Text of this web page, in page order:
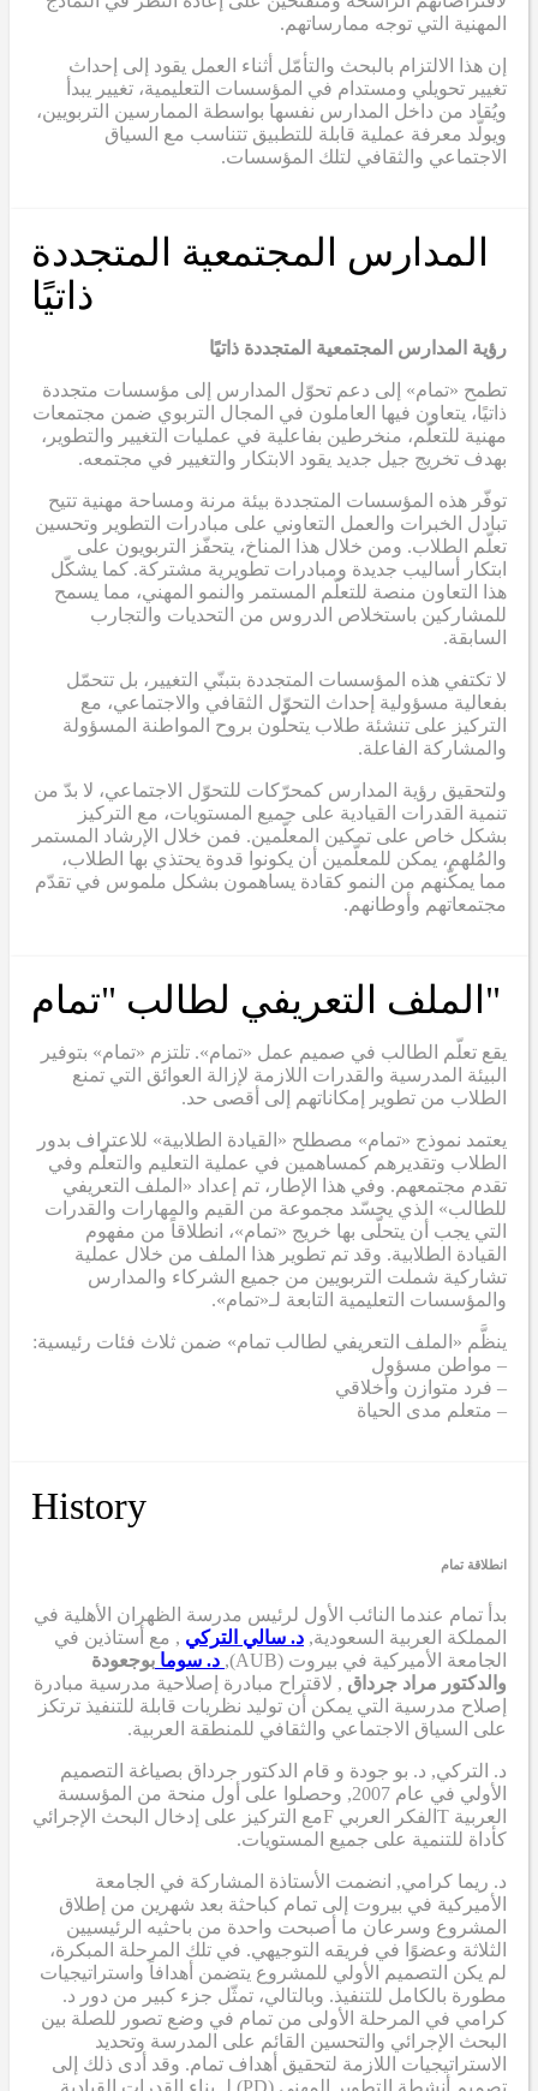
المهنية التي توجه ممارساتهم.
إن هذا الالتزام بالبحث والتأمّل أثناء العمل يقود إلى إحداث
تغيير تحويلي ومستدام في المؤسسات التعليمية، تغيير يبدأ
ويُقاد من داخل المدارس نفسها بواسطة الممارسين التربويين،
ويولّد معرفة عملية قابلة للتطبيق تتناسب مع السياق
الاجتماعي والثقافي لتلك المؤسسات.
المدارس المجتمعية المتجددة
ذاتيًا
رؤية المدارس المجتمعية المتجددة ذاتيًا
تطمح «تمام» إلى دعم تحوّل المدارس إلى مؤسسات متجددة
ذاتيًا، يتعاون فيها العاملون في المجال التربوي ضمن مجتمعات
مهنية للتعلّم، منخرطين بفاعلية في عمليات التغيير والتطوير،
بهدف تخريج جيل جديد يقود الابتكار والتغيير في مجتمعه.
توفّر هذه المؤسسات المتجددة بيئة مرنة ومساحة مهنية تتيح
تبادل الخبرات والعمل التعاوني على مبادرات التطوير وتحسين
تعلّم الطلاب. ومن خلال هذا المناخ، يتحفّز التربويون على
ابتكار أساليب جديدة ومبادرات تطويرية مشتركة. كما يشكّل
هذا التعاون منصة للتعلّم المستمر والنمو المهني، مما يسمح
للمشاركين باستخلاص الدروس من التحديات والتجارب
السابقة.
لا تكتفي هذه المؤسسات المتجددة بتبنّي التغيير، بل تتحمّل
بفعالية مسؤولية إحداث التحوّل الثقافي والاجتماعي، مع
التركيز على تنشئة طلاب يتحلّون بروح المواطنة المسؤولة
والمشاركة الفاعلة.
ولتحقيق رؤية المدارس كمحرّكات للتحوّل الاجتماعي، لا بدّ من
تنمية القدرات القيادية على جميع المستويات، مع التركيز
بشكل خاص على تمكين المعلّمين. فمن خلال الإرشاد المستمر
والمُلهم، يمكن للمعلّمين أن يكونوا قدوة يحتذي بها الطلاب،
مما يمكّنهم من النمو كقادة يساهمون بشكل ملموس في تقدّم
مجتمعاتهم وأوطانهم.
"الملف التعريفي لطالب "تمام
يقع تعلّم الطالب في صميم عمل «تمام». تلتزم «تمام» بتوفير
البيئة المدرسية والقدرات اللازمة لإزالة العوائق التي تمنع
الطلاب من تطوير إمكاناتهم إلى أقصى حد.
يعتمد نموذج «تمام» مصطلح «القيادة الطلابية» للاعتراف بدور
الطلاب وتقديرهم كمساهمين في عملية التعليم والتعلّم وفي
تقدم مجتمعهم. وفي هذا الإطار، تم إعداد «الملف التعريفي
للطالب» الذي يجسّد مجموعة من القيم والمهارات والقدرات
التي يجب أن يتحلّى بها خريج «تمام»، انطلاقاً من مفهوم
القيادة الطلابية. وقد تم تطوير هذا الملف من خلال عملية
تشاركية شملت التربويين من جميع الشركاء والمدارس
والمؤسسات التعليمية التابعة لـ«تمام».
ينظَّم «الملف التعريفي لطالب تمام» ضمن ثلاث فئات رئيسية:
– مواطن مسؤول
– فرد متوازن وأخلاقي
– متعلم مدى الحياة
History
انطلاقة تمام
بدأ تمام عندما النائب الأول لرئيس مدرسة الظهران الأهلية في
المملكة العربية السعودية, د. سالي التركي , مع أستاذين في
الجامعة الأميركية في بيروت (AUB),
د. سوما بوجعودة
والدكتور مراد جرداق , لاقتراح مبادرة إصلاحية مدرسية مبادرة
إصلاح مدرسية التي يمكن أن توليد نظريات قابلة للتنفيذ ترتكز
على السياق الاجتماعي والثقافي للمنطقة العربية.
د. التركي, د. بو جودة و قام الدكتور جرداق بصياغة التصميم
الأولي في عام 2007,
وحصلوا على أول منحة من المؤسسة
العربية T الفكر العربي Fمع التركيز على إدخال البحث الإجرائي
كأداة للتنمية على جميع المستويات.
د. ريما كرامي, انضمت الأستاذة المشاركة في الجامعة
الأميركية في بيروت إلى تمام كباحثة بعد شهرين من إطلاق
المشروع وسرعان ما أصبحت واحدة من باحثيه الرئيسيين
الثلاثة وعضوًا في فريقه التوجيهي. في تلك المرحلة المبكرة،
لم يكن التصميم الأولي للمشروع يتضمن أهدافاً واستراتيجيات
مطورة بالكامل للتنفيذ. وبالتالي، تمثّل جزء كبير من دور د.
كرامي في المرحلة الأولى من تمام في وضع تصور للصلة بين
البحث الإجرائي والتحسين القائم على المدرسة وتحديد
الاستراتيجيات اللازمة لتحقيق أهداف تمام. وقد أدى ذلك إلى
تصميم أنشطة التطوير المهني (PD)
لـ بناء القدرات القيادية